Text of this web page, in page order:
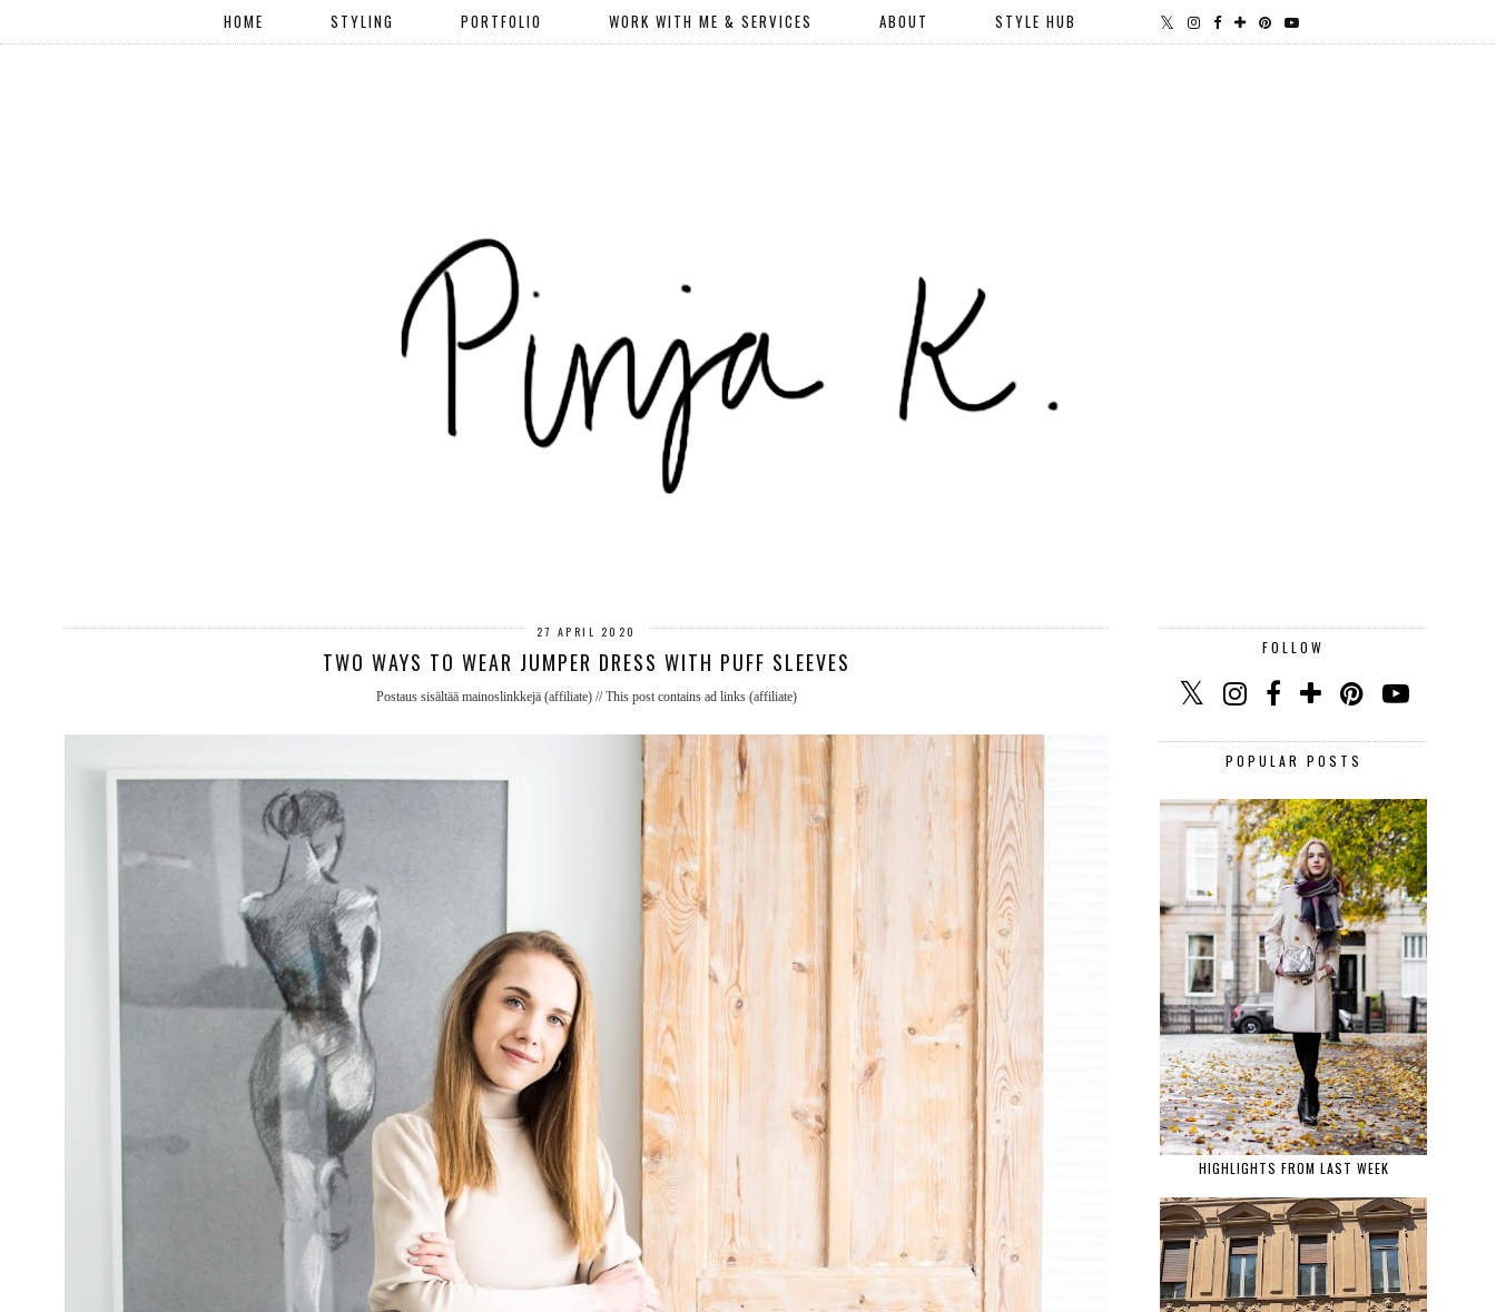
HOME STYLING PORTFOLIO WORK WITH ME & SERVICES ABOUT STYLE HUB
27 APRIL 2020
TWO WAYS TO WEAR JUMPER DRESS WITH PUFF SLEEVES
Postaus sisältää mainoslinkkejä (affiliate) // This post contains ad links (affiliate)
FOLLOW
POPULAR POSTS
HIGHLIGHTS FROM LAST WEEK